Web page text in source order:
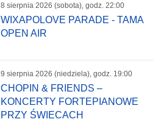
8 sierpnia 2026 (sobota), godz. 22:00
WIXAPOLOVE PARADE - TAMA
OPEN AIR
9 sierpnia 2026 (niedziela), godz. 19:00
CHOPIN & FRIENDS –
KONCERTY FORTEPIANOWE
PRZY ŚWIECACH